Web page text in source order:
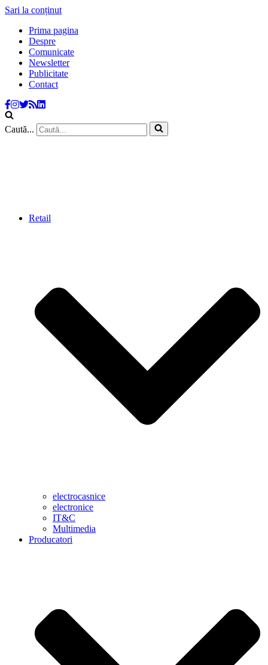
Sari la conținut
Prima pagina
Despre
Comunicate
Newsletter
Publicitate
Contact
Caută...
Retail
electrocasnice
electronice
IT&C
Multimedia
Producatori